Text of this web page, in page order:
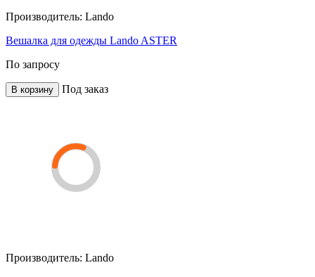
Производитель: Lando
Вешалка для одежды Lando ASTER
По запросу
В корзину Под заказ
Производитель: Lando